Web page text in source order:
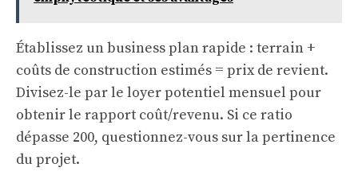
Établissez un business plan rapide : terrain +
coûts de construction estimés = prix de revient.
Divisez-le par le loyer potentiel mensuel pour
obtenir le rapport coût/revenu. Si ce ratio
dépasse 200, questionnez-vous sur la pertinence
du projet.